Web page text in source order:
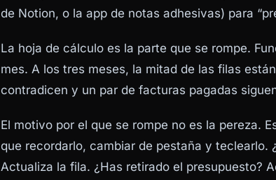
de Notion, o la app de notas adhesivas) para
La hoja de cálculo es la parte que se rompe.
mes. A los tres meses, la mitad de las filas
contradicen y un par de facturas pagadas
El motivo por el que se rompe no es la pereza.
que recordarlo, cambiar de pestaña y teclearlo.
Actualiza la fila. ¿Has retirado el presupuesto?